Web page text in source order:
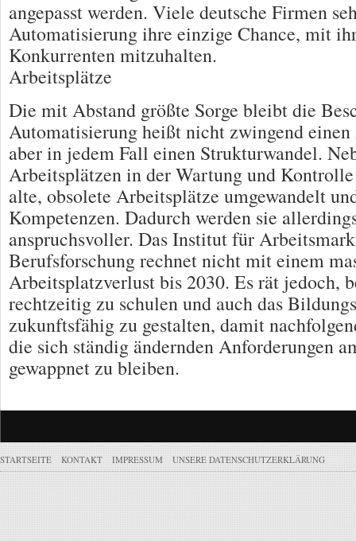
angepasst werden. Viele deutsche Firmen
Automatisierung ihre einzige Chance, mit
Konkurrenten mitzuhalten.
Arbeitsplätze
Die mit Abstand größte Sorge bleibt die
Automatisierung heißt nicht zwingend
aber in jedem Fall einen Strukturwandel.
Arbeitsplätzen in der Wartung und Kontrolle
alte, obsolete Arbeitsplätze umgewandelt
Kompetenzen. Dadurch werden sie
anspruchsvoller. Das Institut für
Berufsforschung rechnet nicht mit einem
Arbeitsplatzverlust bis 2030. Es rät jedoch,
rechtzeitig zu schulen und auch das
zukunftsfähig zu gestalten, damit
die sich ständig ändernden Anforderungen
gewappnet zu bleiben.
STARTSEITE KONTAKT IMPRESSUM UNSERE DATENSCHUTZERKLÄRUNG